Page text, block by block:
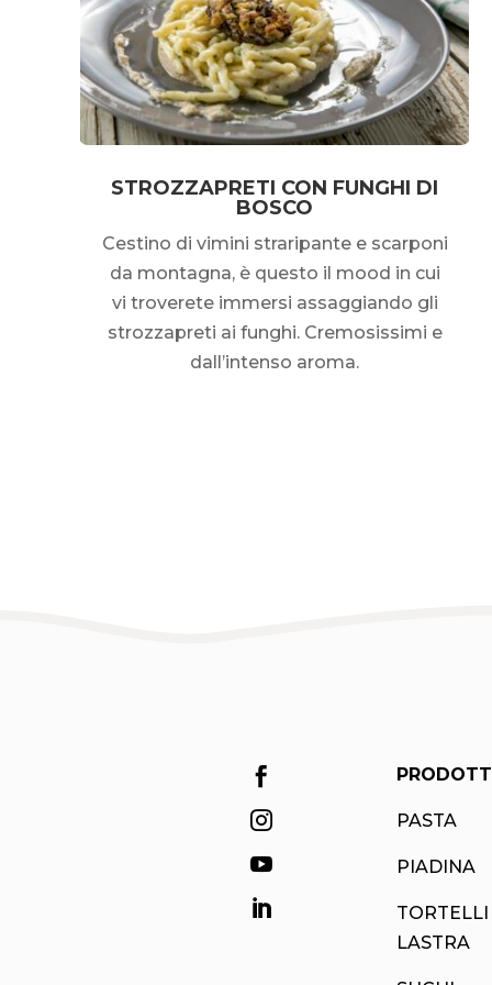
STROZZAPRETI CON FUNGHI DI
BOSCO
Cestino di vimini straripante e scarponi
da montagna, è questo il mood in cui
vi troverete immersi assaggiando gli
strozzapreti ai funghi. Cremosissimi e
dall’intenso aroma.




PASTA
PIADINA
LASTRA